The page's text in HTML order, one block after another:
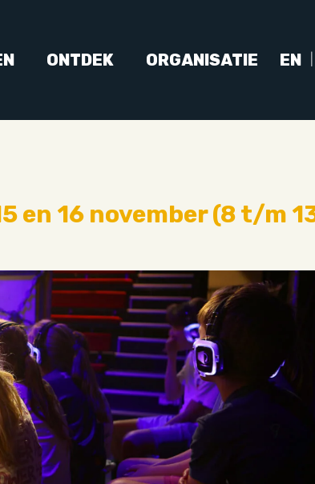
ONTDEK ORGANISATIE EN
en 16 november (8 t/m